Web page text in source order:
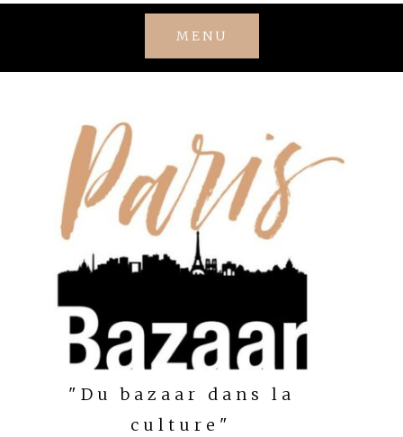
MENU
"Du bazaar dans la
culture"